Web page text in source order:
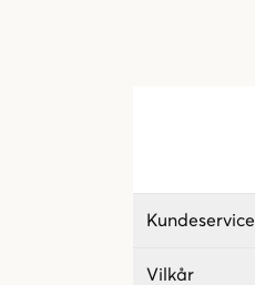
Kundeservice
Vilkår